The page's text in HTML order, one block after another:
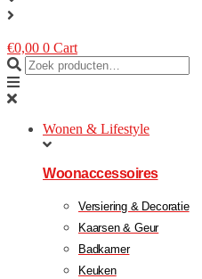
€0,00 0 Cart
Wonen & Lifestyle
Woonaccessoires
Versiering & Decoratie
Kaarsen & Geur
Badkamer
Keuken